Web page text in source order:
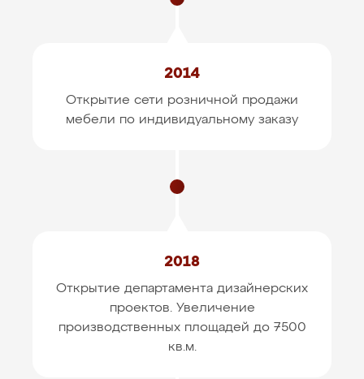
2014
Открытие сети розничной продажи
мебели по индивидуальному заказу
2018
Открытие департамента дизайнерских
проектов. Увеличение
производственных площадей до 7500
кв.м.